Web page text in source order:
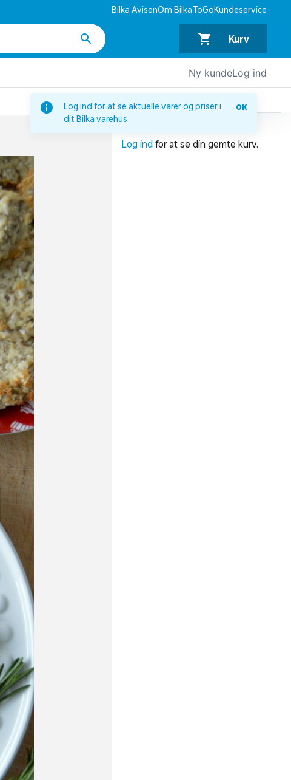
Log ind for at se aktuelle varer og priser i
dit Bilka varehus
OK
Bilka AvisenOm BilkaToGoKundeservice
Kurv
Ny kundeLog ind
Log ind for at se din gemte kurv.